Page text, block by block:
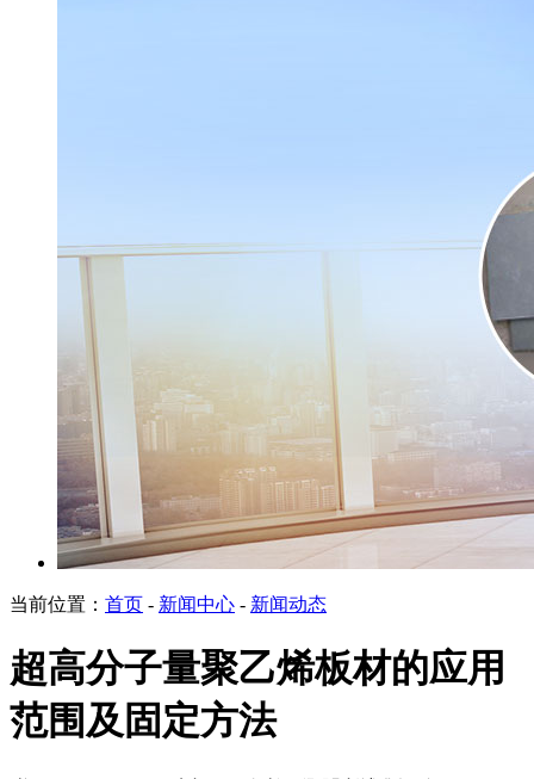
当前位置： 首页 - 新闻中心 - 新闻动态
超高分子量聚乙烯板材的应用
范围及固定方法